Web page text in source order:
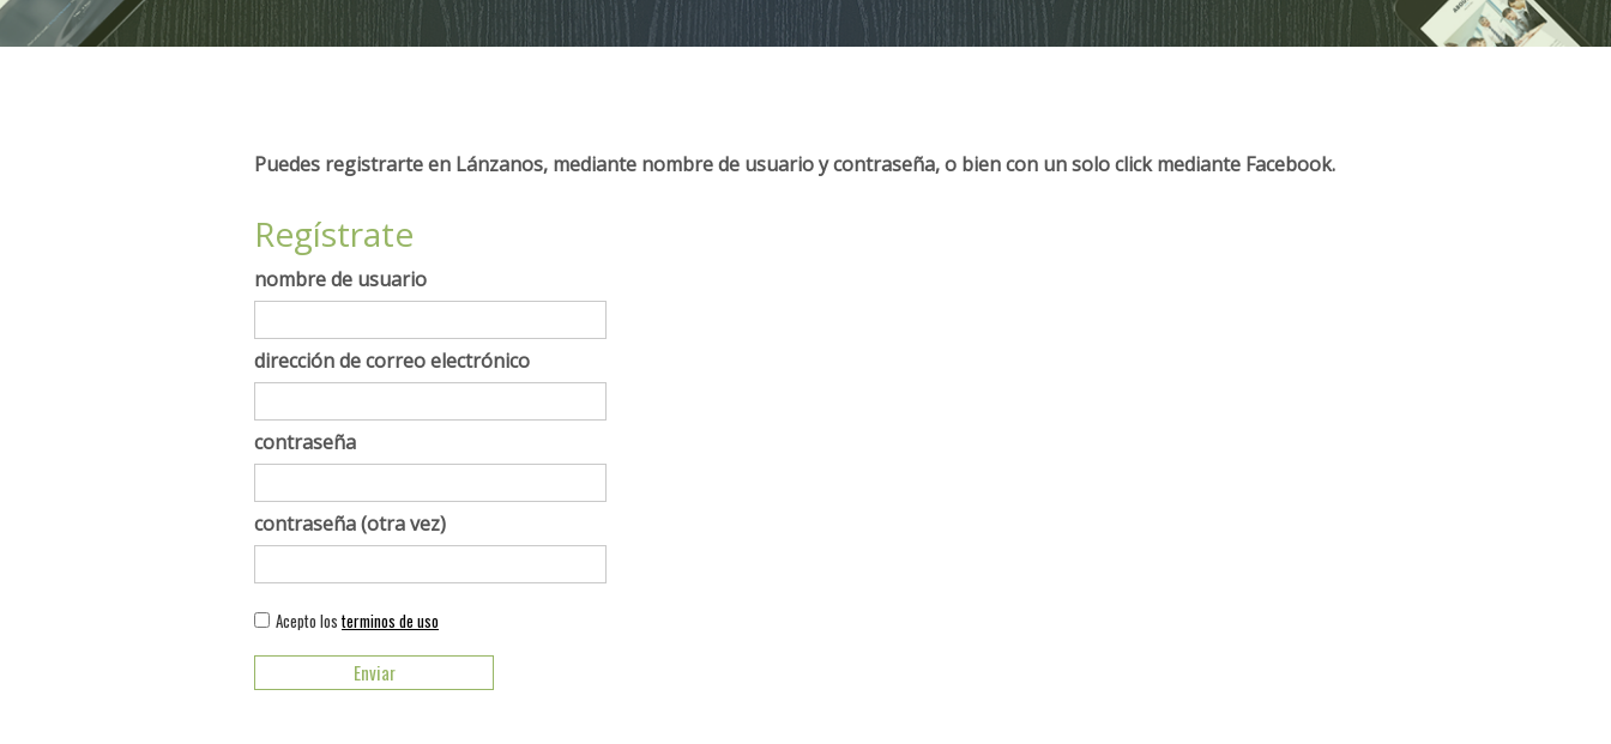
Puedes registrarte en Lánzanos, mediante nombre de usuario y contraseña, o bien con un solo click mediante Facebook.
Regístrate
nombre de usuario
dirección de correo electrónico
contraseña
contraseña (otra vez)
Acepto los terminos de uso